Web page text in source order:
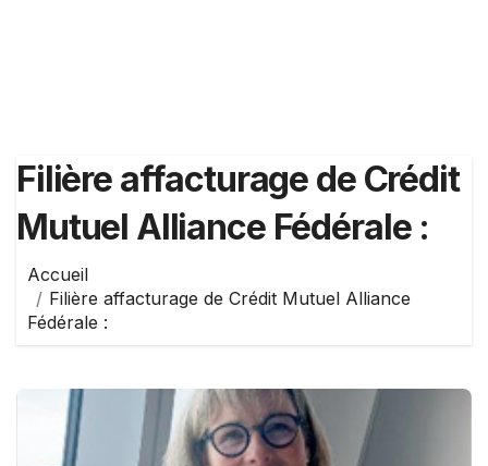
Filière affacturage de Crédit
Mutuel Alliance Fédérale :
Accueil
Filière affacturage de Crédit Mutuel Alliance
Fédérale :